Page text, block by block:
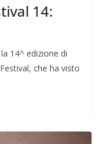
14:
14^ edizione di
che ha visto